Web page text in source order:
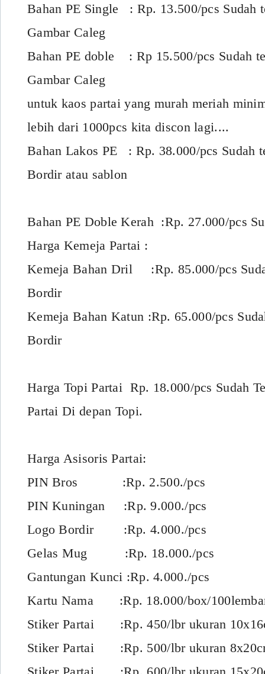
Bahan PE Single : Rp. 13.500/pcs Sudah
Gambar Caleg
Bahan PE doble : Rp 15.500/pcs Sudah
Gambar Caleg
untuk kaos partai yang murah meriah
lebih dari 1000pcs kita discon lagi....
Bahan Lakos PE : Rp. 38.000/pcs Sudah
Bordir atau sablon
Bahan PE Doble Kerah :Rp. 27.000/pcs
Harga Kemeja Partai :
Kemeja Bahan Dril :Rp. 85.000/pcs
Bordir
Kemeja Bahan Katun :Rp. 65.000/pcs
Bordir
Harga Topi Partai Rp. 18.000/pcs Sudah
Partai Di depan Topi.
Harga Asisoris Partai:
PIN Bros :Rp. 2.500./pcs
PIN Kuningan :Rp. 9.000./pcs
Logo Bordir :Rp. 4.000./pcs
Gelas Mug :Rp. 18.000./pcs
Gantungan Kunci :Rp. 4.000./pcs
Kartu Nama :Rp. 18.000/box/
Stiker Partai :Rp. 450/lbr ukuran
Stiker Partai :Rp. 500/lbr ukuran